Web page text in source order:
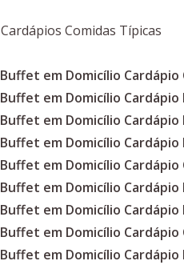
Cardápios Comidas Típicas
Buffet em Domicílio Cardápio
Buffet em Domicílio Cardápio
Buffet em Domicílio Cardápio
Buffet em Domicílio Cardápio
Buffet em Domicílio Cardápio
Buffet em Domicílio Cardápio
Buffet em Domicílio Cardápio
Buffet em Domicílio Cardápio
Buffet em Domicílio Cardápio